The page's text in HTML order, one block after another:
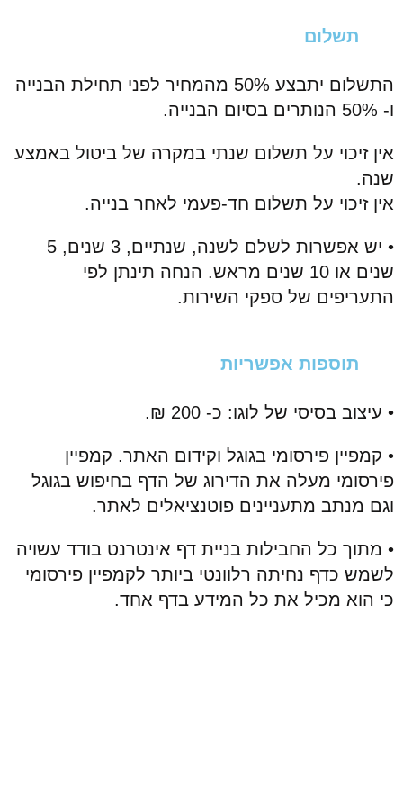
תשלום
התשלום יתבצע 50% מהמחיר לפני תחילת הבנייה
ו- 50% הנותרים בסיום הבנייה.
אין זיכוי על תשלום שנתי במקרה של ביטול באמצע
שנה.
אין זיכוי על תשלום חד-פעמי לאחר בנייה.
• יש אפשרות לשלם לשנה, שנתיים, 3 שנים, 5
שנים או 10 שנים מראש. הנחה תינתן לפי
התעריפים של ספקי השירות.
תוספות אפשריות
• עיצוב בסיסי של לוגו: כ- 200 ₪.
• קמפיין פירסומי בגוגל וקידום האתר. קמפיין
פירסומי מעלה את הדירוג של הדף בחיפוש בגוגל
וגם מנתב מתעניינים פוטנציאלים לאתר.
• מתוך כל החבילות בניית דף אינטרנט בודד עשויה
לשמש כדף נחיתה רלוונטי ביותר לקמפיין פירסומי
כי הוא מכיל את כל המידע בדף אחד.